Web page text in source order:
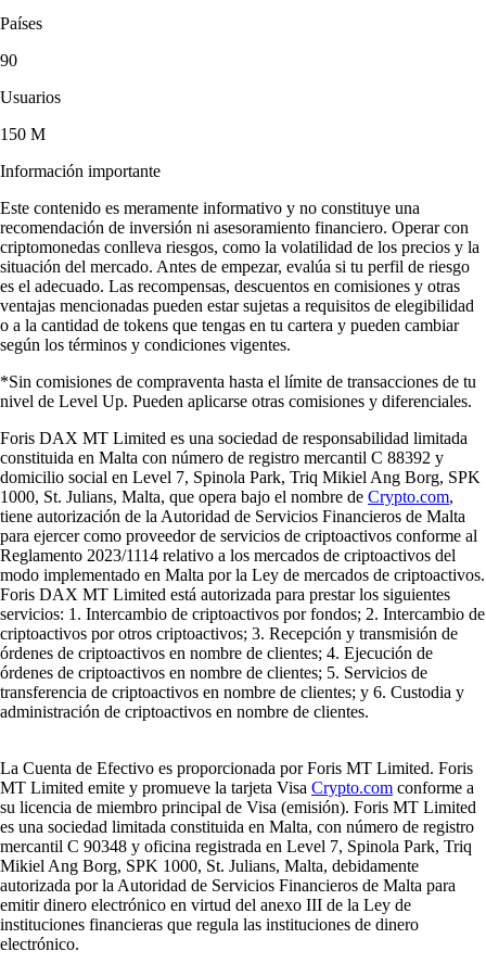
Países
90
Usuarios
150 M
Información importante
Este contenido es meramente informativo y no constituye una
recomendación de inversión ni asesoramiento financiero. Operar con
criptomonedas conlleva riesgos, como la volatilidad de los precios y la
situación del mercado. Antes de empezar, evalúa si tu perfil de riesgo
es el adecuado. Las recompensas, descuentos en comisiones y otras
ventajas mencionadas pueden estar sujetas a requisitos de elegibilidad
o a la cantidad de tokens que tengas en tu cartera y pueden cambiar
según los términos y condiciones vigentes.
*Sin comisiones de compraventa hasta el límite de transacciones de tu
nivel de Level Up. Pueden aplicarse otras comisiones y diferenciales.
Foris DAX MT Limited es una sociedad de responsabilidad limitada
constituida en Malta con número de registro mercantil C 88392 y
domicilio social en Level 7, Spinola Park, Triq Mikiel Ang Borg, SPK
1000, St. Julians, Malta, que opera bajo el nombre de Crypto.com,
tiene autorización de la Autoridad de Servicios Financieros de Malta
para ejercer como proveedor de servicios de criptoactivos conforme al
Reglamento 2023/1114 relativo a los mercados de criptoactivos del
modo implementado en Malta por la Ley de mercados de criptoactivos.
Foris DAX MT Limited está autorizada para prestar los siguientes
servicios: 1. Intercambio de criptoactivos por fondos; 2. Intercambio de
criptoactivos por otros criptoactivos; 3. Recepción y transmisión de
órdenes de criptoactivos en nombre de clientes; 4. Ejecución de
órdenes de criptoactivos en nombre de clientes; 5. Servicios de
transferencia de criptoactivos en nombre de clientes; y 6. Custodia y
administración de criptoactivos en nombre de clientes.
La Cuenta de Efectivo es proporcionada por Foris MT Limited. Foris
MT Limited emite y promueve la tarjeta Visa Crypto.com conforme a
su licencia de miembro principal de Visa (emisión). Foris MT Limited
es una sociedad limitada constituida en Malta, con número de registro
mercantil C 90348 y oficina registrada en Level 7, Spinola Park, Triq
Mikiel Ang Borg, SPK 1000, St. Julians, Malta, debidamente
autorizada por la Autoridad de Servicios Financieros de Malta para
emitir dinero electrónico en virtud del anexo III de la Ley de
instituciones financieras que regula las instituciones de dinero
electrónico.